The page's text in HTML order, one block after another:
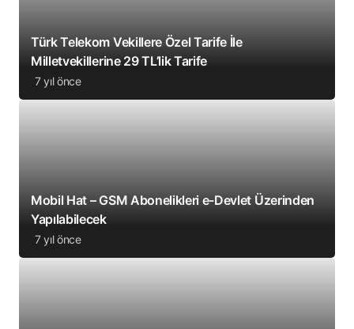
Türk Telekom Vekillere Özel Tarife İle
Milletvekillerine 29 TL’lik Tarife
7 yıl önce
Mobil Hat – GSM Abonelikleri e-Devlet Üzerinden
Yapılabilecek
7 yıl önce